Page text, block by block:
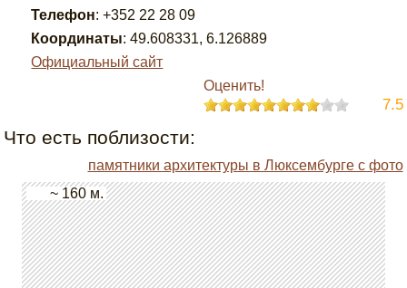
Телефон:+352 22 28 09
Координаты: 49.608331,6.126889
Официальный сайт
Оценить!
7.5
Что есть поблизости:
памятники архитектуры в Люксембурге с фото
~ 160 м.